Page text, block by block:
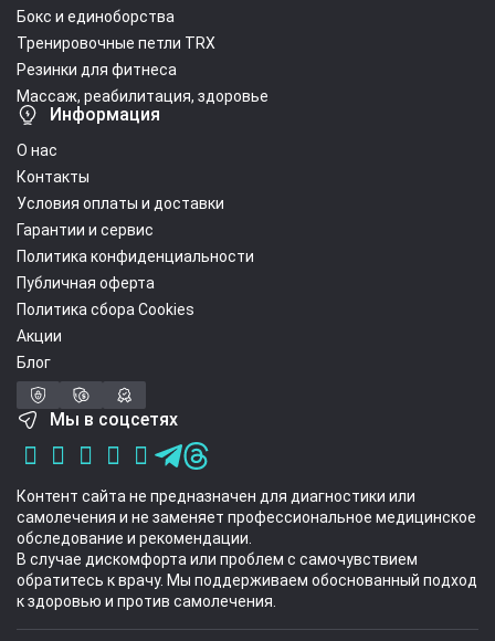
Бокс и единоборства
Тренировочные петли TRX
Резинки для фитнеса
Массаж, реабилитация, здоровье
Информация
О нас
Контакты
Условия оплаты и доставки
Гарантии и сервис
Политика конфиденциальности
Публичная оферта
Политика сбора Cookies
Акции
Блог
Мы в соцсетях
Контент сайта не предназначен для диагностики или
самолечения и не заменяет профессиональное медицинское
обследование и рекомендации.
В случае дискомфорта или проблем с самочувствием
обратитесь к врачу. Мы поддерживаем обоснованный подход
к здоровью и против самолечения.